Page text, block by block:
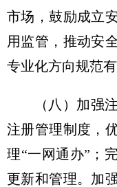
市场，鼓励成立
用监管，推动安
专业化方向规范有
（八）加强
注册管理制度，
理“一网通办”；
更新和管理。加